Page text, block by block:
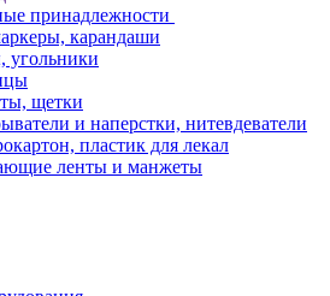
принадлежности
карандаши
угольники
щетки
и наперстки, нитевдеватели
пластик для лекал
ленты и манжеты